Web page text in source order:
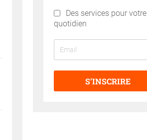
Des services pour votre
quotidien
S’INSCRIRE